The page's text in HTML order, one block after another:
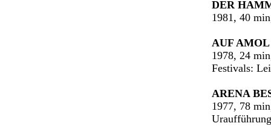
DER
1981, 40
AUF
1978, 24
Festivals:
ARENA
1977, 78